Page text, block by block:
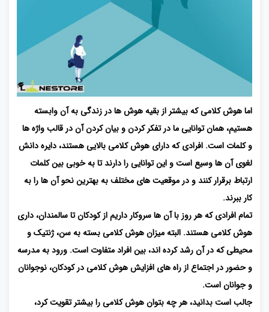
اما هوش کلامی که بیشتر از بقیه هوش ها در زندگی به آن وابسته
هستیم، همان توانایی ما در تفکر کردن و بیان کردن آن در قالب واژه ها
و کلمات است. افرادی که دارای هوش کلامی بالایی هستند، دایره دانش
لغوی آن ها وسیع است و این توانایی را دارند تا به خوبی بین کلمات
ارتباط برقرار کنند و در موقعیت های مختلف به بهترین نحو آن ها را به
کار ببرند.
تمام افرادی که هر روز با آن ها سروکار داریم از کودکان تا سالمندان، داری
هوش کلامی هستند. البته میزان هوش کلامی بسته به سن، ژنتیک و
محیطی که در آن رشد کرده اند، بین افراد متفاوت است. ورود به مدرسه
و حضور در اجتماع از راه های افزایش هوش کلامی در کودکان، نوجوانان
و جوانان است.
جالب است بدانید، هر چه بتوان هوش کلامی را بیشتر تقویت کرد،